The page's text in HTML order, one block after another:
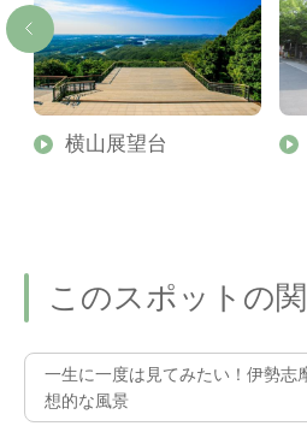
横山展望台
このスポットの
一生に一度は見てみたい！伊勢志
想的な風景